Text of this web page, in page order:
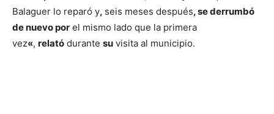
Balaguer lo reparó y, seis meses después, se derrumbó
de nuevo por el mismo lado que la primera
vez«, relató durante su visita al municipio.